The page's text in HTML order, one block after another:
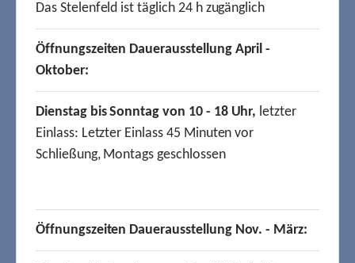
Das Stelenfeld ist täglich 24 h zugänglich
Öffnungszeiten Dauerausstellung April -
Oktober:
Dienstag bis Sonntag von 10 - 18 Uhr, letzter
Einlass: Letzter Einlass 45 Minuten vor
Schließung, Montags geschlossen
Öffnungszeiten Dauerausstellung Nov. - März: